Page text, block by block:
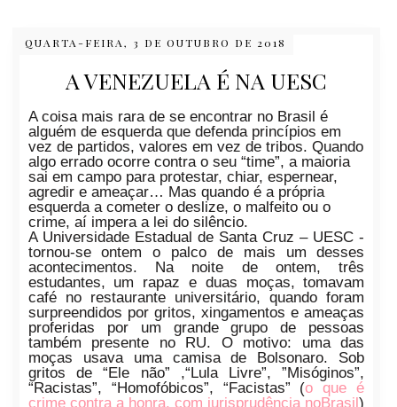
QUARTA-FEIRA, 3 DE OUTUBRO DE 2018
A VENEZUELA É NA UESC
A coisa mais rara de se encontrar no Brasil é
alguém de esquerda que defenda princípios em
vez de partidos, valores em vez de tribos. Quando
algo errado ocorre contra o seu “time”, a maioria
sai em campo para protestar, chiar, espernear,
agredir e ameaçar… Mas quando é a própria
esquerda a cometer o deslize, o malfeito ou o
crime, aí impera a lei do silêncio.
A Universidade Estadual de Santa Cruz – UESC -
tornou-se ontem o palco de mais um desses
acontecimentos. Na noite de ontem, três
estudantes, um rapaz e duas moças, tomavam
café no restaurante universitário, quando foram
surpreendidos por gritos, xingamentos e ameaças
proferidas por um grande grupo de pessoas
também presente no RU. O motivo: uma das
moças usava uma camisa de Bolsonaro. Sob
gritos de “Ele não” ,“Lula Livre”, ”Misóginos”,
“Racistas”, “Homofóbicos”, “Facistas” (o que é
crime contra a honra, com jurisprudência noBrasil)